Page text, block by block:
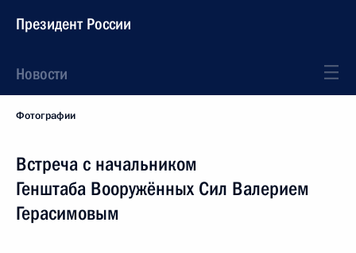
Президент России
Новости
Фотографии
Встреча с начальником
Генштаба Вооружённых Сил Валерием
Герасимовым